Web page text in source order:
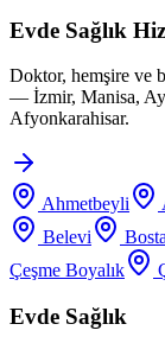
Evde Sağlık
Doktor, hemşire ve
— İzmir, Manisa,
Afyonkarahisar.
Ahmetbeyli
Belevi
Çeşme Boyalık
Evde Sağlık